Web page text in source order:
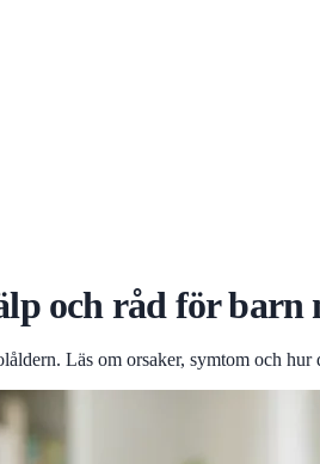
och råd för barn
Läs om orsaker, symtom och